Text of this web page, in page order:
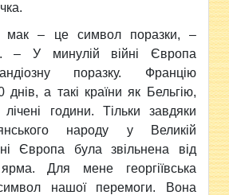
– це символ поразки, –
– У минулій війні Європа
поразку. Францію
днів, а такі країни як Бельгію,
години. Тільки завдяки
народу у Великій
Європа була звільнена від
Для мене георгіївська
нашої перемоги. Вона